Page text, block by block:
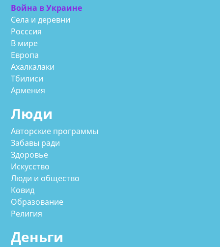
Война в Украине
Села и деревни
Росссия
В мире
Европа
Ахалкалаки
Тбилиси
Армения
Люди
Авторские программы
Забавы ради
Здоровье
Искусство
Люди и общество
Ковид
Образование
Религия
Деньги